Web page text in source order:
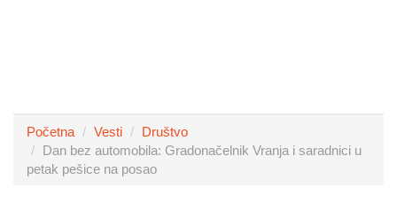
Početna Vesti
Društvo
Dan bez automobila: Gradonačelnik Vranja i saradnici u
petak pešice na posao